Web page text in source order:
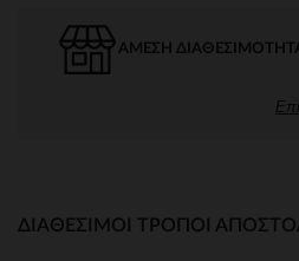
ΆΜΕΣΗ
ΔΙΑΘΈΣΙΜΟΙ ΤΡΌΠΟΙ